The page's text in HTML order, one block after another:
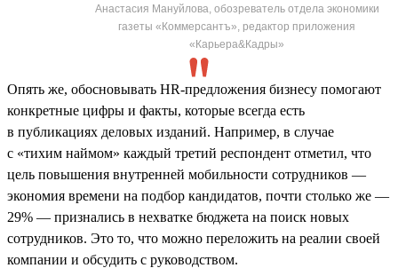
Анастасия Мануйлова, обозреватель отдела экономики
газеты «Коммерсантъ», редактор приложения
«Карьера&Кадры»
Опять же, обосновывать HR-предложения бизнесу помогают
конкретные цифры и факты, которые всегда есть
в публикациях деловых изданий. Например, в случае
с «тихим наймом» каждый третий респондент отметил, что
цель повышения внутренней мобильности сотрудников —
экономия времени на подбор кандидатов, почти столько же —
29% — признались в нехватке бюджета на поиск новых
сотрудников. Это то, что можно переложить на реалии своей
компании и обсудить с руководством.